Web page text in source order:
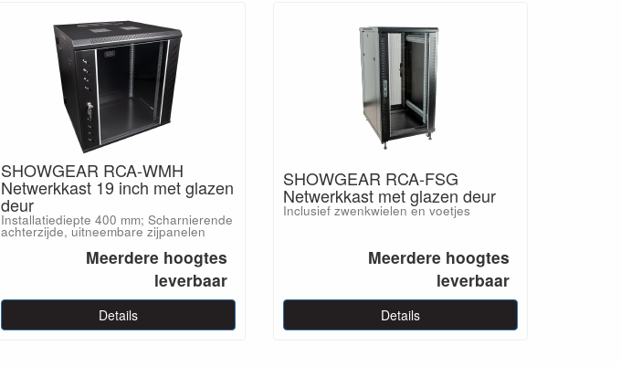
SHOWGEAR RCA-WMH
Netwerkkast 19 inch met glazen
deur
Installatiediepte 400 mm; Scharnierende
achterzijde, uitneembare zijpanelen
Meerdere hoogtes
leverbaar
Details
SHOWGEAR RCA-FSG
Netwerkkast met glazen deur
Inclusief zwenkwielen en voetjes
Meerdere hoogtes
leverbaar
Details